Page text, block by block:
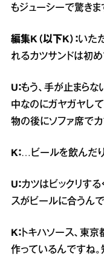
もジューシーで驚きま
編集K（以下K）：いた
れるカツサンドは初め
U：もう、手が止まら
中なのにガヤガヤして
物の後にソファ席でカ
K：…ビールを飲んだり
U：カツはビックリする
スがビールに合うんで
K： トキハソース、東
作っているんですね。